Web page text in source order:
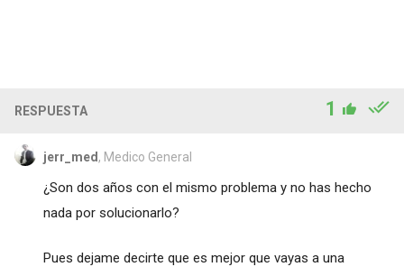
RESPUESTA 1
jerr_med , Medico General
¿Son dos años con el mismo problema y no has hecho
nada por solucionarlo?
Pues dejame decirte que es mejor que vayas a una